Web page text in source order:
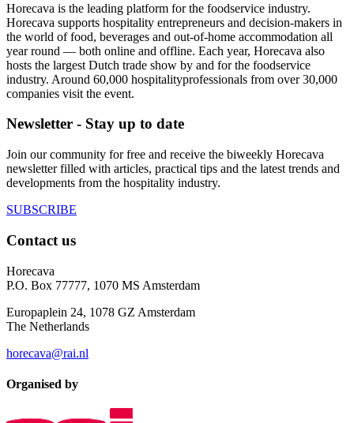
Horecava is the leading platform for the foodservice industry.
Horecava supports hospitality entrepreneurs and decision-makers in
the world of food, beverages and out-of-home accommodation all
year round — both online and offline. Each year, Horecava also
hosts the largest Dutch trade show by and for the foodservice
industry. Around 60,000 hospitalityprofessionals from over 30,000
companies visit the event.
Newsletter - Stay up to date
Join our community for free and receive the biweekly Horecava
newsletter filled with articles, practical tips and the latest trends and
developments from the hospitality industry.
SUBSCRIBE
Contact us
Horecava
P.O. Box 77777, 1070 MS Amsterdam
Europaplein 24, 1078 GZ Amsterdam
The Netherlands
horecava@rai.nl
Organised by